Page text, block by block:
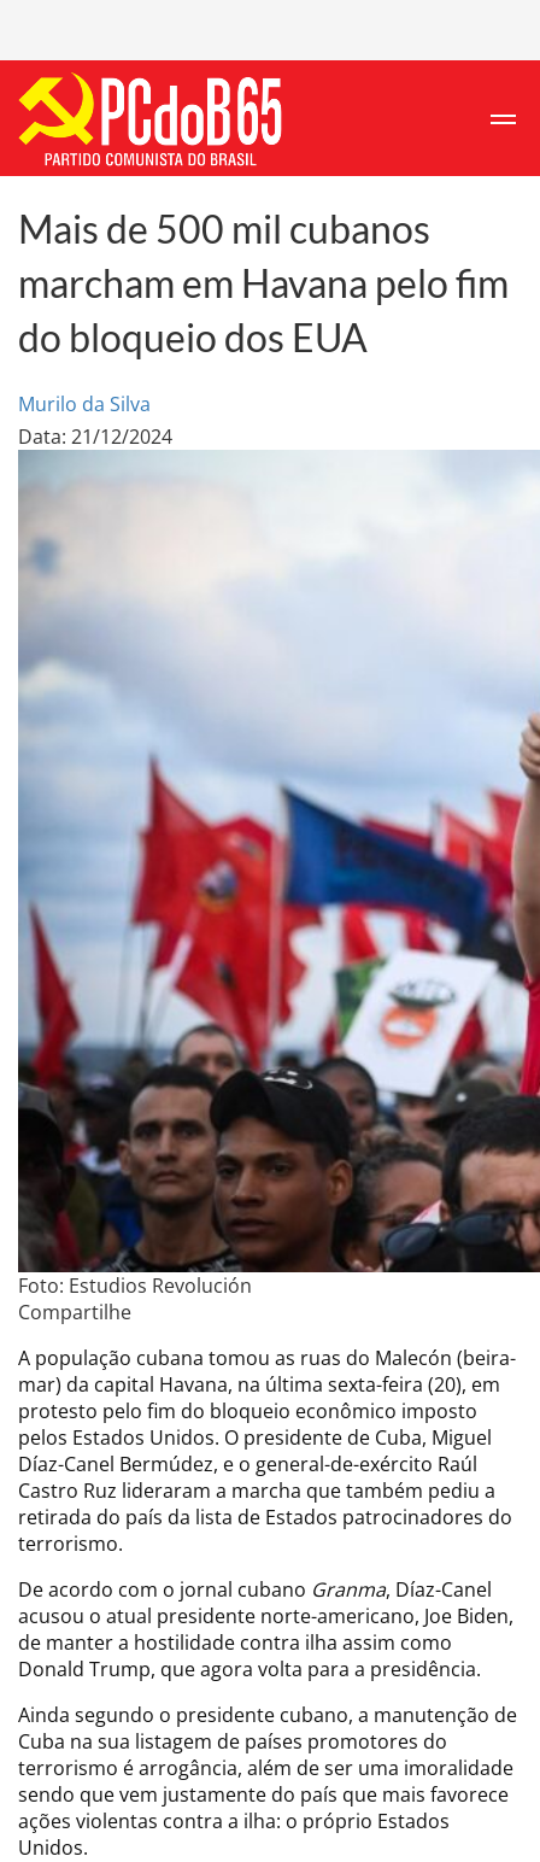
Mais de 500 mil cubanos
marcham em Havana pelo fim
do bloqueio dos EUA
Murilo da Silva
Data: 21/12/2024
Foto: Estudios Revolución
Compartilhe
A população cubana tomou as ruas do Malecón (beira-
mar) da capital Havana, na última sexta-feira (20), em
protesto pelo fim do bloqueio econômico imposto
pelos Estados Unidos. O presidente de Cuba, Miguel
Díaz-Canel Bermúdez, e o general-de-exército Raúl
Castro Ruz lideraram a marcha que também pediu a
retirada do país da lista de Estados patrocinadores do
terrorismo.
De acordo com o jornal cubano Granma, Díaz-Canel
acusou o atual presidente norte-americano, Joe Biden,
de manter a hostilidade contra ilha assim como
Donald Trump, que agora volta para a presidência.
Ainda segundo o presidente cubano, a manutenção de
Cuba na sua listagem de países promotores do
terrorismo é arrogância, além de ser uma imoralidade
sendo que vem justamente do país que mais favorece
ações violentas contra a ilha: o próprio Estados
Unidos.